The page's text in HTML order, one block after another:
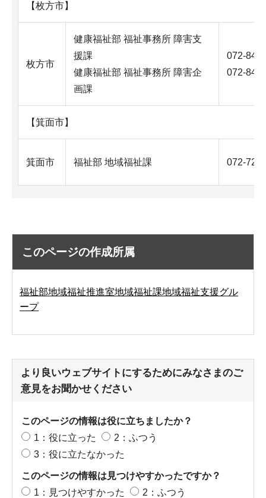
【枚方市】
枚方市
健康福祉部 福祉事務所 障害支
援課
健康福祉部 福祉事務所 障害企
画課
072-
072-
【箕面市】
箕面市 福祉部 地域福祉課 072-
このページの作成所属
福祉部地域福祉推進室地域福祉課地域福祉支援グル
ープ
より良いウェブサイトにするためにみなさまのご
意見をお聞かせください
このページの情報は役に立ちましたか？
1：役に立った
2：ふつう
3：役に立たなかった
このページの情報は見つけやすかったですか？
1：見つけやすかった
2：ふつう